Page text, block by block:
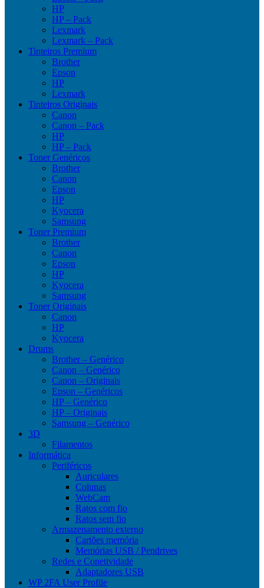
HP
HP – Pack
Lexmark
Lexmark – Pack
Tinteiros Premium
Brother
Epson
HP
Lexmark
Tinteiros Originais
Canon
Canon – Pack
HP
HP – Pack
Toner Genéricos
Brother
Canon
Epson
HP
Kyocera
Samsung
Toner Premium
Brother
Canon
Epson
HP
Kyocera
Samsung
Toner Originais
Canon
HP
Kyocera
Drums
Brother – Genérico
Canon – Genérico
Canon – Originais
Epson – Genéricos
HP – Genérico
HP – Originais
Samsung – Genérico
3D
Filamentos
Informática
Periféricos
Auriculares
Colunas
WebCam
Ratos com fio
Ratos sem fio
Armazenamento externo
Cartões memória
Memórias USB / Pendrives
Redes e Conetividade
Adaptadores USB
WP 2FA User Profile